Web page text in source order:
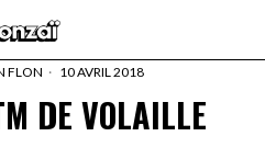
FLON 10 AVRIL 2018
DE VOLAILLE